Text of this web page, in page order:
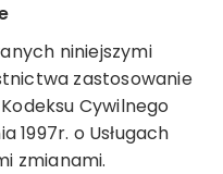
niniejszymi
zastosowanie
Cywilnego
1997r. o Usługach
zmianami.